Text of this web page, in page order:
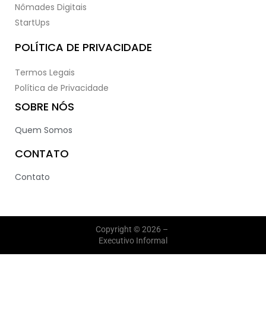
Nômades Digitais
StartUps
POLÍTICA DE PRIVACIDADE
Termos Legais
Política de Privacidade
SOBRE NÓS
Quem Somos
CONTATO
Contato
Copyright © 2026 –
Executivo Informal